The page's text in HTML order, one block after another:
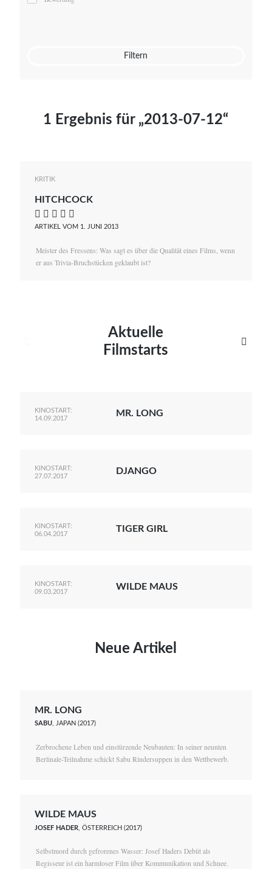
Mato von Vogelstein
Filtern
1 Ergebnis für „2013-07-12“
KRITIK
HITCHCOCK
    
ARTIKEL VOM 1. JUNI 2013
Meister des Fressens: Was sagt es über die Qualität eines Films, wenn
er aus Trivia-Bruchstücken geklaubt ist?
Aktuelle
Filmstarts

KINOSTART:
14.09.2017
MR. LONG
KINOSTART:
27.07.2017
DJANGO
KINOSTART:
06.04.2017
TIGER GIRL
KINOSTART:
09.03.2017
WILDE MAUS
Neue Artikel
MR. LONG
SABU, JAPAN (2017)
Zerbrochene Leben und einstürzende Neubauten: In seiner neunten
Berlinale-Teilnahme schickt Sabu Rindersuppen in den Wettbewerb.
WILDE MAUS
JOSEF HADER , ÖSTERREICH (2017)
Selbstmord durch gefrorenes Wasser: Josef Haders Debüt als
Regisseur ist ein harmloser Film über Kommunikation und Schnee.